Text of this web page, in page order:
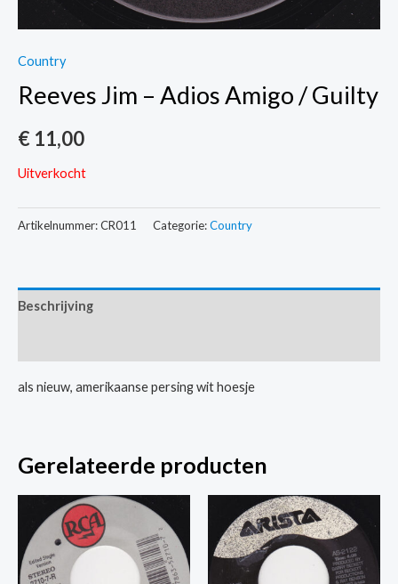
Country
Reeves Jim – Adios Amigo / Guilty
€ 11,00
Uitverkocht
Artikelnummer:CR011 Categorie:Country
Beschrijving
als nieuw, amerikaanse persing wit hoesje
Gerelateerde producten